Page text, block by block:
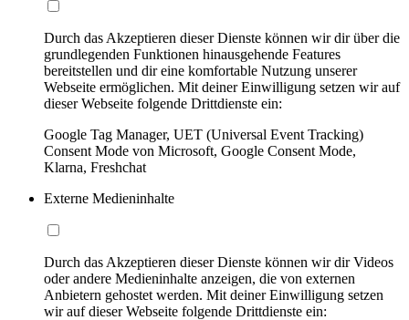
Durch das Akzeptieren dieser Dienste können wir dir über die
grundlegenden Funktionen hinausgehende Features
bereitstellen und dir eine komfortable Nutzung unserer
Webseite ermöglichen. Mit deiner Einwilligung setzen wir auf
dieser Webseite folgende Drittdienste ein:
Google Tag Manager, UET (Universal Event Tracking)
Consent Mode von Microsoft, Google Consent Mode,
Klarna, Freshchat
Externe Medieninhalte
Durch das Akzeptieren dieser Dienste können wir dir Videos
oder andere Medieninhalte anzeigen, die von externen
Anbietern gehostet werden. Mit deiner Einwilligung setzen
wir auf dieser Webseite folgende Drittdienste ein: